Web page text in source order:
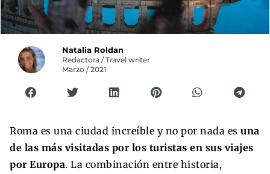
Natalia Roldan
Redactora / Travel writer
Marzo / 2021
Roma es una ciudad increíble y no por nada es una
de las más visitadas por los turistas en sus viajes
por Europa. La combinación entre historia,